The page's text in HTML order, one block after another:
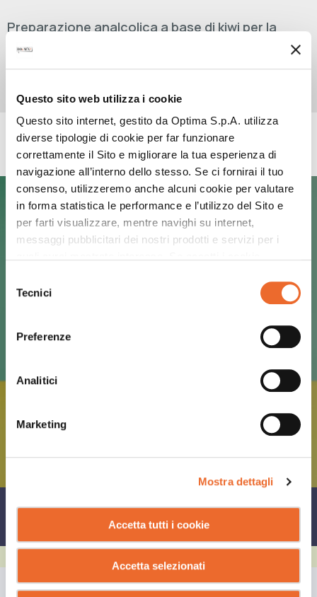
Questo sito web utilizza i cookie
Questo sito internet, gestito da Optima S.p.A. utilizza
diverse tipologie di cookie per far funzionare
correttamente il Sito e migliorare la tua esperienza di
navigazione all’interno dello stesso. Se ci fornirai il tuo
consenso, utilizzeremo anche alcuni cookie per valutare
in forma statistica le performance e l’utilizzo del Sito e
per farti visualizzare, mentre navighi su internet,
messaggi pubblicitari dei nostri prodotti e servizi per i
delTecnici
Preferenze
Analitici
Marketing
Mostra dettagli
Accetta tutti i cookie
Accetta selezionati
Preparazione analcolica a base di kiwi per la
preparazione di smoothies, cocktail, granite e tè
RICETTE CON QUESTO PRODOTTO
KIWI&COCCO FLAVOURED TEA
CONDIVIDI SU